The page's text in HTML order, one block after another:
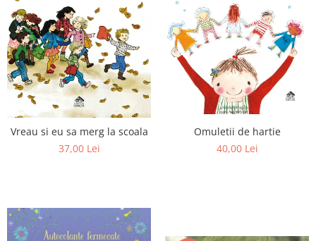
Vreau si eu sa merg la scoala
37,00 Lei
Omuletii de hartie
40,00 Lei